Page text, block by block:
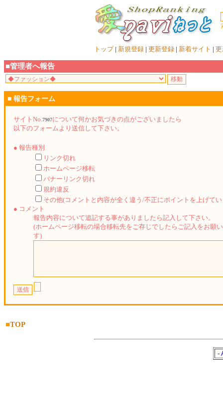
トップ| 新規登録 | 更新登録 | 新着サイト |
■管理者へ報告
■ 報告フォーム
サイトNo.7907について何かお気づきの点がございましたら
以下のフォームより送信して下さい。
● 報告種別
リンク切れ
ホームページ移転
バナーリンク切れ
規約違反
その他(コメントと内容が全く違う/不正にポイントを上げて
● コメント
報告内容について追記する事がありましたら記入して下さい。
(ホームページ移転の場合移転先をご存じでしたらご記入をお願
す)
■TOP
-